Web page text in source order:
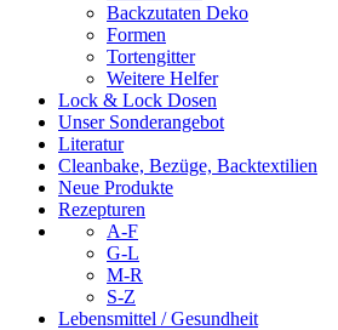
Backzutaten Deko
Formen
Tortengitter
Weitere Helfer
Lock & Lock Dosen
Unser Sonderangebot
Literatur
Cleanbake, Bezüge, Backtextilien
Neue Produkte
Rezepturen
A-F
G-L
M-R
S-Z
Lebensmittel / Gesundheit